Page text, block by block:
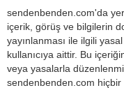
sendenbenden.com'da
içerik, görüş ve bilgilerin
yayınlanması ile ilgili
kullanıcıya aittir. Bu
veya yasalarla
sendenbenden.com hiçbir